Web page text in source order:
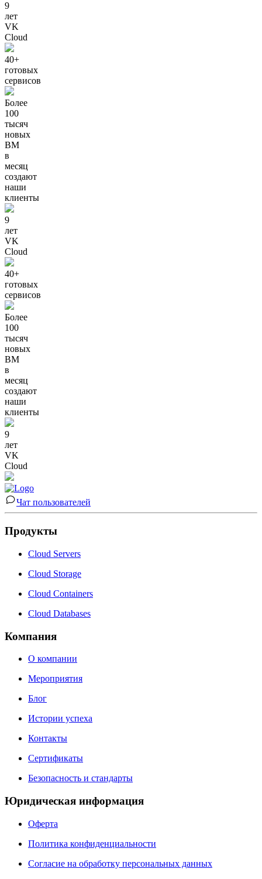
9
лет
VK
Cloud
40+
готовых
сервисов
Более
100
тысяч
новых
ВМ
в
месяц
создают
наши
клиенты
9
лет
VK
Cloud
40+
готовых
сервисов
Более
100
тысяч
новых
ВМ
в
месяц
создают
наши
клиенты
9
лет
VK
Cloud
Чат пользователей
Продукты
Cloud Servers
Cloud Storage
Cloud Containers
Cloud Databases
Компания
О компании
Мероприятия
Блог
Истории успеха
Контакты
Сертификаты
Безопасность и стандарты
Юридическая информация
Оферта
Политика конфиденциальности
Согласие на обработку персональных данных